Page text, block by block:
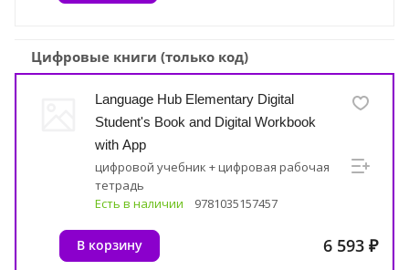
Цифровые книги (только код)
Language Hub Elementary Digital
Student's Book and Digital Workbook
with App
цифровой учебник + цифровая рабочая
тетрадь
Есть в наличии
9781035157457
6 593 ₽
В корзину